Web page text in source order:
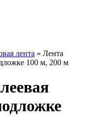
лента » Лента
100 м, 200 м